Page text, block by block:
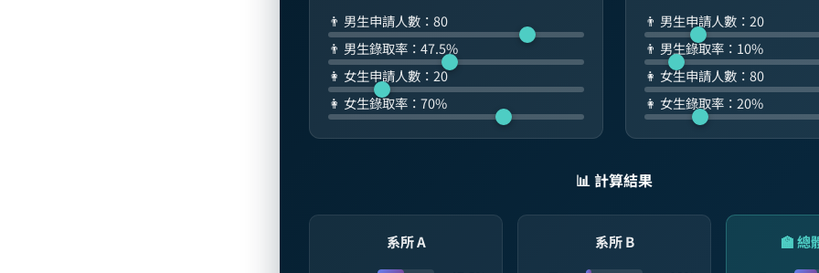
👨 男生申請人數： 80
👨 男生錄取率： 47.5%
👩 女生申請人數： 20
👩 女生錄取率： 70%
👨 男生申請人數： 20
👨 男生錄取率： 10%
👩 女生申請人數： 80
👩 女生錄取率： 20%
📊 計算結果
系所 A 系所 B 🏫 總